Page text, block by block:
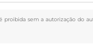
proibida sem a autorização do